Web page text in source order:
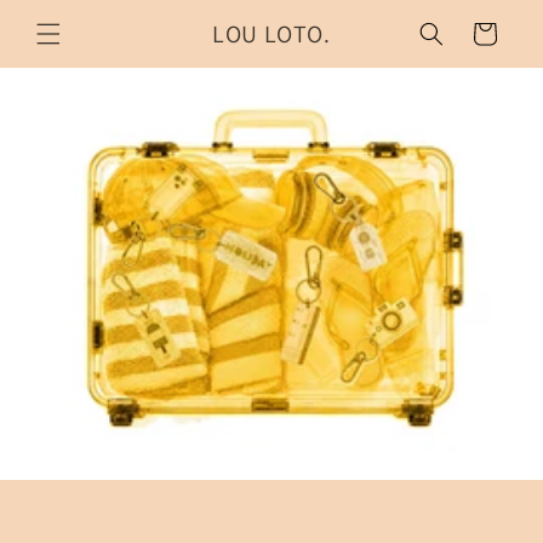
zum
Inhalt
LOU LOTO. Warenkorb